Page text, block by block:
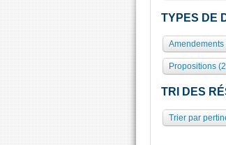
TYPES DE
Propositions
TRI DES
Trier par